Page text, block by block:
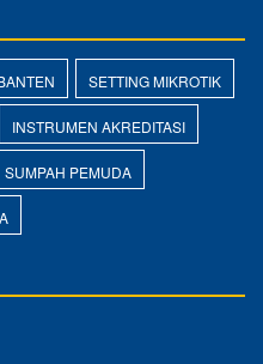
SETTING MIKROTIK
INSTRUMEN AKREDITASI
SUMPAH PEMUDA